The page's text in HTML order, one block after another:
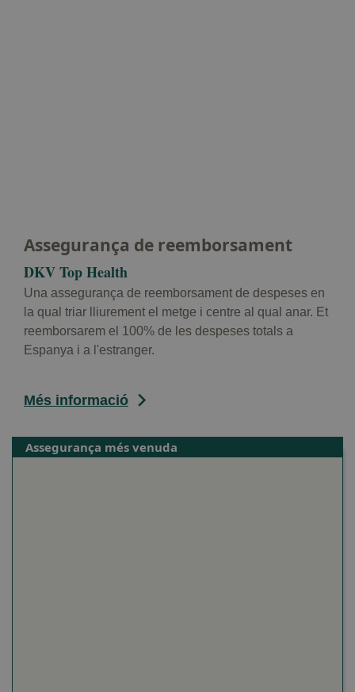
Assegurança de reemborsament
DKV Top Health
Una assegurança de reemborsament de despeses en
la qual triar lliurement el metge i centre al qual anar. Et
reemborsarem el 100% de les despeses totals a
Espanya i a l'estranger.
Més informació
Assegurança més venuda